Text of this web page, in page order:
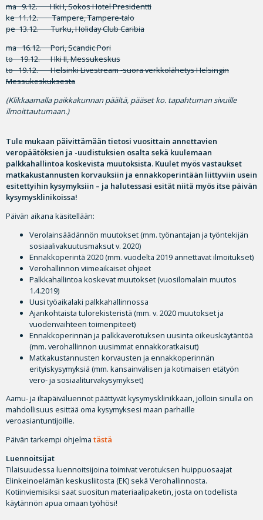
ma 9.12. Hki I, Sokos Hotel Presidentti
ke 11.12. Tampere, Tampere-talo
pe 13.12. Turku, Holiday Club Caribia
ma 16.12. Pori, Scandic Pori
to 19.12. Hki II, Messukeskus
to 19.12. Helsinki Livestream -suora verkkolähetys Helsingin
Messukeskuksesta
(Klikkaamalla paikkakunnan päältä, pääset ko. tapahtuman sivuille
ilmoittautumaan.)
Tule mukaan päivittämään tietosi vuosittain annettavien
veropäätöksien ja -uudistuksien osalta sekä kuulemaan
palkkahallintoa koskevista muutoksista. Kuulet myös vastaukset
matkakustannusten korvauksiin ja ennakkoperintään liittyviin usein
esitettyihin kysymyksiin – ja halutessasi esität niitä myös itse päivän
kysymysklinikoissa!
Päivän aikana käsitellään:
Verolainsäädännön muutokset (mm. työnantajan ja työntekijän
sosiaalivakuutusmaksut v. 2020)
Ennakkoperintä 2020 (mm. vuodelta 2019 annettavat ilmoitukset)
Verohallinnon viimeaikaiset ohjeet
Palkkahallintoa koskevat muutokset (vuosilomalain muutos
1.4.2019)
Uusi työaikalaki palkkahallinnossa
Ajankohtaista tulorekisteristä (mm. v. 2020 muutokset ja
vuodenvaihteen toimenpiteet)
Ennakkoperinnän ja palkkaverotuksen uusinta oikeuskäytäntöä
(mm. verohallinnon uusimmat ennakkoratkaisut)
Matkakustannusten korvausten ja ennakkoperinnän
erityiskysymyksiä (mm. kansainvälisen ja kotimaisen etätyön
vero- ja sosiaaliturvakysymykset)
Aamu- ja iltapäiväluennot päättyvät kysymysklinikkaan, jolloin sinulla on
mahdollisuus esittää oma kysymyksesi maan parhaille
veroasiantuntijoille.
Päivän tarkempi ohjelma tästä
Luennoitsijat
Tilaisuudessa luennoitsijoina toimivat verotuksen huippuosaajat
Elinkeinoelämän keskusliitosta (EK) sekä Verohallinnosta.
Kotiinviemisiksi saat suositun materiaalipaketin, josta on todellista
käytännön apua omaan työhösi!